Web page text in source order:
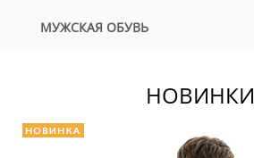
МУЖСКАЯ ОБУВЬ
НОВИНКИ